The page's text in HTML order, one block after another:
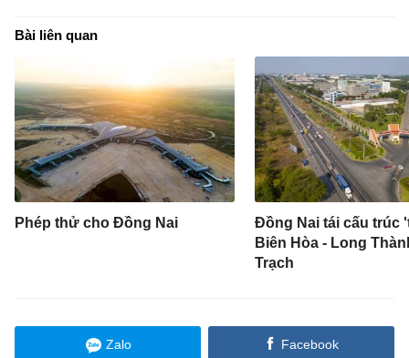
Bài liên quan
Phép thử cho Đồng Nai
Đồng Nai tái cấu trúc
Biên Hòa - Long
Trạch
Zalo Facebook